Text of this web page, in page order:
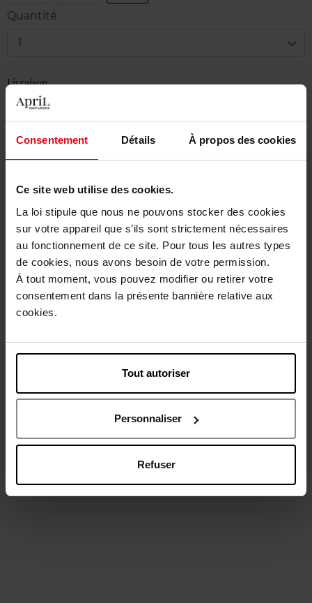
Consentement Détails À propos des cookies
Ce site web utilise des cookies.
La loi stipule que nous ne pouvons stocker des cookies
sur votre appareil que s’ils sont strictement nécessaires
au fonctionnement de ce site. Pour tous les autres types
de cookies, nous avons besoin de votre permission.
À tout moment, vous pouvez modifier ou retirer votre
consentement dans la présente bannière relative aux
cookies.
Tout autoriser
Personnaliser
Refuser
Quantité
1
Livraison
En stock
Retour gratuit dans votre magasin
Description
Caractéristiques
Politique relative aux avis des clients
Oublié quelque chose ?